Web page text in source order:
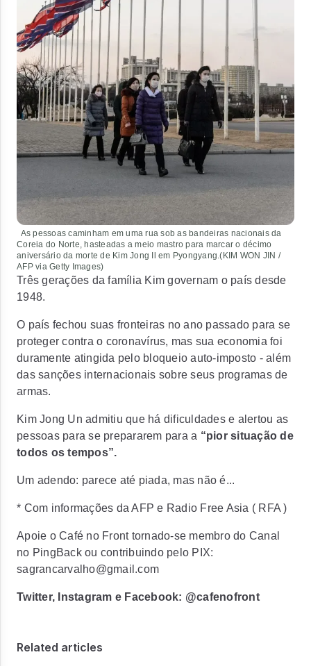
As pessoas caminham em uma rua sob as bandeiras nacionais da
Coreia do Norte, hasteadas a meio mastro para marcar o décimo
aniversário da morte de Kim Jong Il em Pyongyang.(KIM WON JIN /
AFP via Getty Images)
Três gerações da família Kim governam o país desde
1948.
O país fechou suas fronteiras no ano passado para se
proteger contra o coronavírus, mas sua economia foi
duramente atingida pelo bloqueio auto-imposto - além
das sanções internacionais sobre seus programas de
armas.
Kim Jong Un admitiu que há dificuldades e alertou as
pessoas para se prepararem para a “pior situação de
todos os tempos”.
Um adendo: parece até piada, mas não é...
* Com informações da AFP e Radio Free Asia ( RFA )
Apoie o Café no Front tornado-se membro do Canal
no PingBack ou contribuindo pelo PIX:
sagrancarvalho@gmail.com
Twitter, Instagram e Facebook: @cafenofront
Related articles